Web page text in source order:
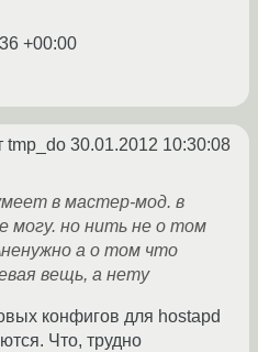
+00:00
tmp_do 30.01.2012 10:30:08
в мастер-мод. в
могу. но нить не о том
а о том что
вещь, а нету
конфигов для hostapd
Что, трудно